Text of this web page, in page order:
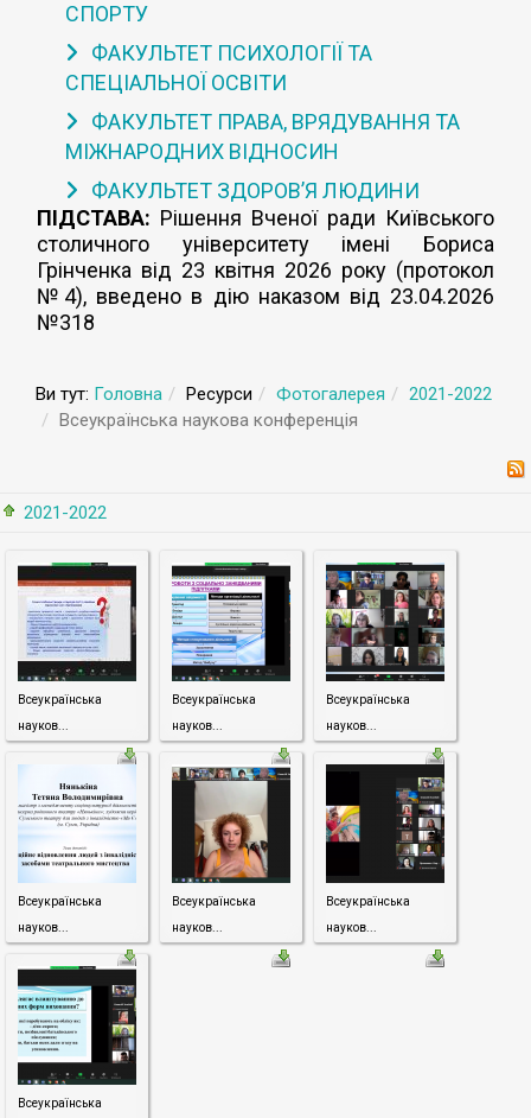
СПОРТУ
ФАКУЛЬТЕТ ПСИХОЛОГІЇ ТА
СПЕЦІАЛЬНОЇ ОСВІТИ
ФАКУЛЬТЕТ ПРАВА, ВРЯДУВАННЯ ТА
МІЖНАРОДНИХ ВІДНОСИН
ФАКУЛЬТЕТ ЗДОРОВ’Я ЛЮДИНИ
ПІДСТАВА: Рішення Вченої ради Київського
столичного університету імені Бориса
Грінченка від 23 квітня 2026 року (протокол
№4), введено в дію наказом від 23.04.2026
№318
Ви тут: Головна Ресурси Фотогалерея
2021-2022
Всеукраїнська наукова конференція
2021-2022
Всеукраїнська
науков...
Всеукраїнська
науков...
Всеукраїнська
науков...
Всеукраїнська
науков...
Всеукраїнська
науков...
Всеукраїнська
науков...
Всеукраїнська